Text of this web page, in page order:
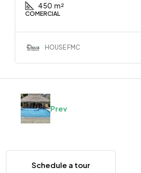
450 m²
COMERCIAL
HOUSE FMC
Prev
Schedule a tour